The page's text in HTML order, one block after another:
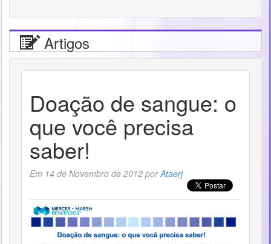
Artigos
Doação de sangue: o
que você precisa
saber!
Em 14 de Novembro de 2012 porAtaerj